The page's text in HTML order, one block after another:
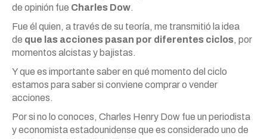
de opinión fue Charles Dow.
Fue él quien, a través de su teoría, me transmitió la idea
de que las acciones pasan por diferentes ciclos, por
momentos alcistas y bajistas.
Y que es importante saber en qué momento del ciclo
estamos para saber si conviene comprar o vender
acciones.
Por si no lo conoces, Charles Henry Dow fue un periodista
y economista estadounidense que es considerado uno de